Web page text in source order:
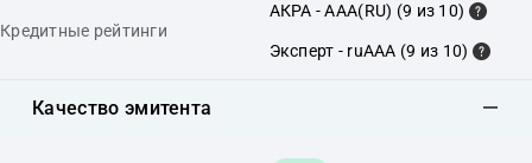
Кредитные рейтинги
АКРА - AAA(RU) (9 из 10)
Эксперт - ruAAA (9 из 10)
Качество эмитента